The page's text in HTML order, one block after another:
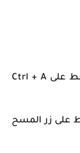
اضغط داخل اكواد القالب ثم اضغط على Ctrl + A
على زر المسح